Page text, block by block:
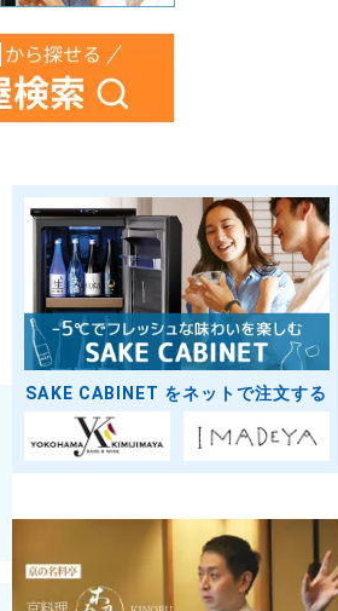
SAKE CABINET をネットで注文する